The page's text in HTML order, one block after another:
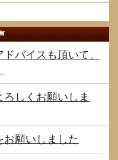
バイスも頂いて、
しくお願いしま
願いしました